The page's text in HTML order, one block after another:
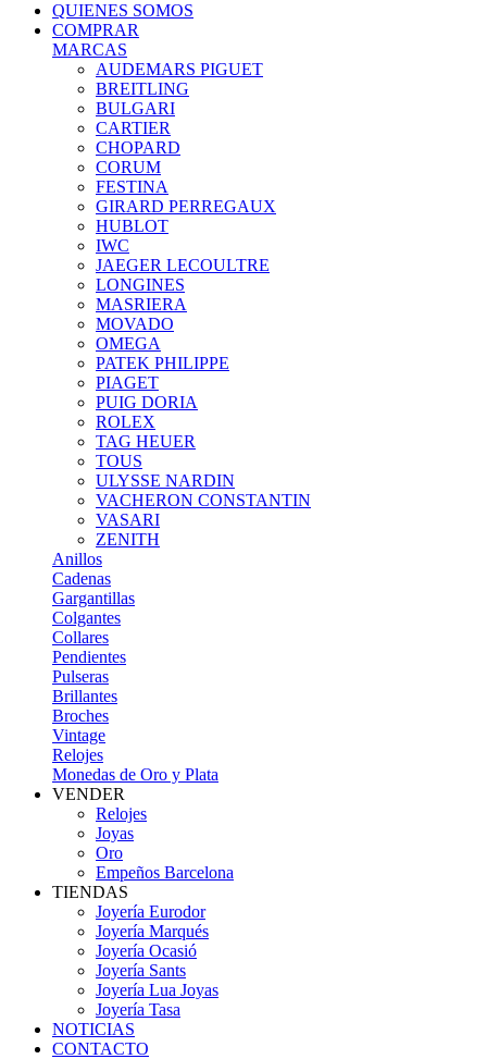
QUIENES SOMOS
COMPRAR
MARCAS
AUDEMARS PIGUET
BREITLING
BULGARI
CARTIER
CHOPARD
CORUM
FESTINA
GIRARD PERREGAUX
HUBLOT
IWC
JAEGER LECOULTRE
LONGINES
MASRIERA
MOVADO
OMEGA
PATEK PHILIPPE
PIAGET
PUIG DORIA
ROLEX
TAG HEUER
TOUS
ULYSSE NARDIN
VACHERON CONSTANTIN
VASARI
ZENITH
Anillos
Cadenas
Gargantillas
Colgantes
Collares
Pendientes
Pulseras
Brillantes
Broches
Vintage
Relojes
Monedas de Oro y Plata
VENDER
Relojes
Joyas
Oro
Empeños Barcelona
TIENDAS
Joyería Eurodor
Joyería Marqués
Joyería Ocasió
Joyería Sants
Joyería Lua Joyas
Joyería Tasa
NOTICIAS
CONTACTO